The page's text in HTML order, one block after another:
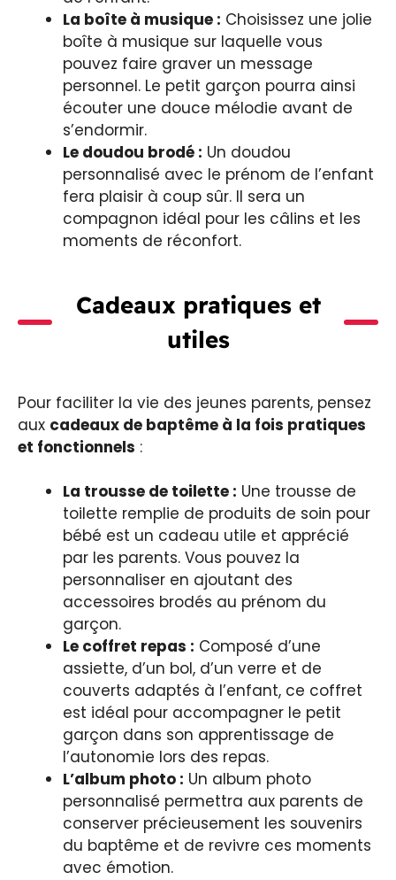
La boîte à musique : Choisissez une jolie
boîte à musique sur laquelle vous
pouvez faire graver un message
personnel. Le petit garçon pourra ainsi
écouter une douce mélodie avant de
s’endormir.
Le doudou brodé : Un doudou
personnalisé avec le prénom de l’enfant
fera plaisir à coup sûr. Il sera un
compagnon idéal pour les câlins et les
moments de réconfort.
Cadeaux pratiques et
utiles
Pour faciliter la vie des jeunes parents, pensez
aux cadeaux de baptême à la fois pratiques
et fonctionnels :
La trousse de toilette : Une trousse de
toilette remplie de produits de soin pour
bébé est un cadeau utile et apprécié
par les parents. Vous pouvez la
personnaliser en ajoutant des
accessoires brodés au prénom du
garçon.
Le coffret repas : Composé d’une
assiette, d’un bol, d’un verre et de
couverts adaptés à l’enfant, ce coffret
est idéal pour accompagner le petit
garçon dans son apprentissage de
l’autonomie lors des repas.
L’album photo : Un album photo
personnalisé permettra aux parents de
conserver précieusement les souvenirs
du baptême et de revivre ces moments
avec émotion.